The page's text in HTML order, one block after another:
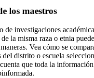
los maestros
de investigaciones
la misma raza o etnia
Vea cómo se
del distrito o escuela
que toda la